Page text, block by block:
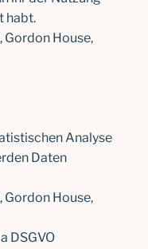
habt.
House,
Analyse
Daten
House,
DSGVO